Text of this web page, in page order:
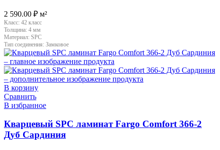
2 590.00 ₽ м²
Класс: 42 класс
Толщина: 4 мм
Материал: SPC
Тип соединения: Замковое
В корзину
Сравнить
В избранное
Кварцевый SPC ламинат Fargo Comfort 366-2
Дуб Сардиния